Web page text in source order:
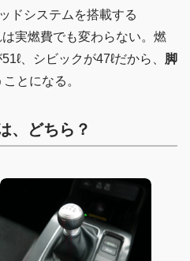
ドシステムを搭載する
実燃費でも変わらない。燃
、シビックが47ℓだから、 脚
とになる。
、どちら？